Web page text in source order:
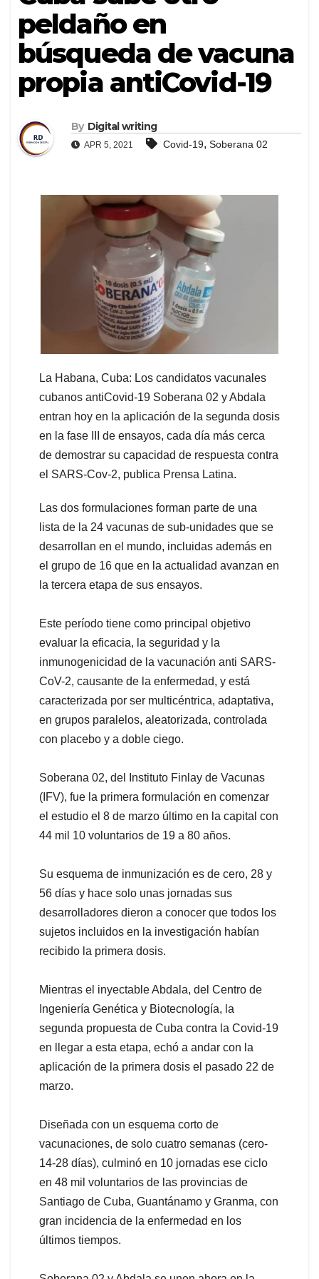
peldaño en
búsqueda de vacuna
propia antiCovid-19
By Digital writing
APR 5, 2021 Covid-19, Soberana 02
La Habana, Cuba: Los candidatos vacunales
cubanos antiCovid-19 Soberana 02 y Abdala
entran hoy en la aplicación de la segunda dosis
en la fase III de ensayos, cada día más cerca
de demostrar su capacidad de respuesta contra
el SARS-Cov-2, publica Prensa Latina.
Las dos formulaciones forman parte de una
lista de la 24 vacunas de sub-unidades que se
desarrollan en el mundo, incluidas además en
el grupo de 16 que en la actualidad avanzan en
la tercera etapa de sus ensayos.
Este período tiene como principal objetivo
evaluar la eficacia, la seguridad y la
inmunogenicidad de la vacunación anti SARS-
CoV-2, causante de la enfermedad, y está
caracterizada por ser multicéntrica, adaptativa,
en grupos paralelos, aleatorizada, controlada
con placebo y a doble ciego.
Soberana 02, del Instituto Finlay de Vacunas
(IFV), fue la primera formulación en comenzar
el estudio el 8 de marzo último en la capital con
44 mil 10 voluntarios de 19 a 80 años.
Su esquema de inmunización es de cero, 28 y
56 días y hace solo unas jornadas sus
desarrolladores dieron a conocer que todos los
sujetos incluidos en la investigación habían
recibido la primera dosis.
Mientras el inyectable Abdala, del Centro de
Ingeniería Genética y Biotecnología, la
segunda propuesta de Cuba contra la Covid-19
en llegar a esta etapa, echó a andar con la
aplicación de la primera dosis el pasado 22 de
marzo.
Diseñada con un esquema corto de
vacunaciones, de solo cuatro semanas (cero-
14-28 días), culminó en 10 jornadas ese ciclo
en 48 mil voluntarios de las provincias de
Santiago de Cuba, Guantánamo y Granma, con
gran incidencia de la enfermedad en los
últimos tiempos.